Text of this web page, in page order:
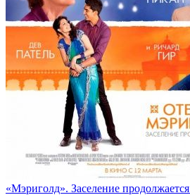
«Мэриголд». Заселение